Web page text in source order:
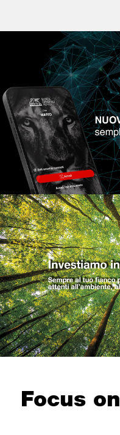
Focus on